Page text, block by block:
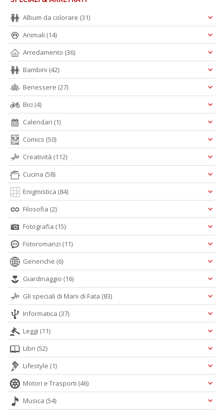
Album da colorare (31)
Animali (14)
Arredamento (36)
Bambini (42)
Benessere (27)
Bici (4)
Calendari (1)
Comics (50)
Creatività (112)
Cucina (58)
Enigmistica (84)
Filosofia (2)
Fotografia (15)
Fotoromanzi (11)
Generiche (6)
Giardinaggio (16)
Gli speciali di Mani di Fata (83)
Informatica (37)
Leggi (11)
Libri (52)
Lifestyle (1)
Motori e Trasporti (46)
Musica (54)